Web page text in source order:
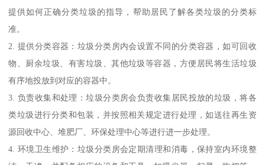
提供如何正确分类垃圾的指导，帮助居民了解各类垃圾的分类标
准。
2. 提供分类容器：垃圾分类房内会设置不同的分类容器，如可回收
物、厨余垃圾、有害垃圾、其他垃圾等容器，方便居民将生活垃圾
有序地投放到对应的容器中。
3. 负责收集和处理：垃圾分类房会负责收集居民投放的垃圾，将各
类垃圾进行分类和包装，并按照相关规定进行处理，如送往再生资
源回收中心、堆肥厂、环保处理中心等进行进一步处理。
4. 环境卫生维护：垃圾分类房会定期清理和消毒，保持室内环境整